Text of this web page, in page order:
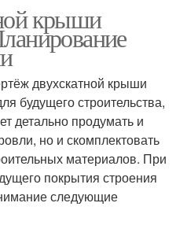
крыши
двухскатной крыши
будущего строительства,
детально продумать и
но и скомплектовать
материалов. При
покрытия строения
следующие